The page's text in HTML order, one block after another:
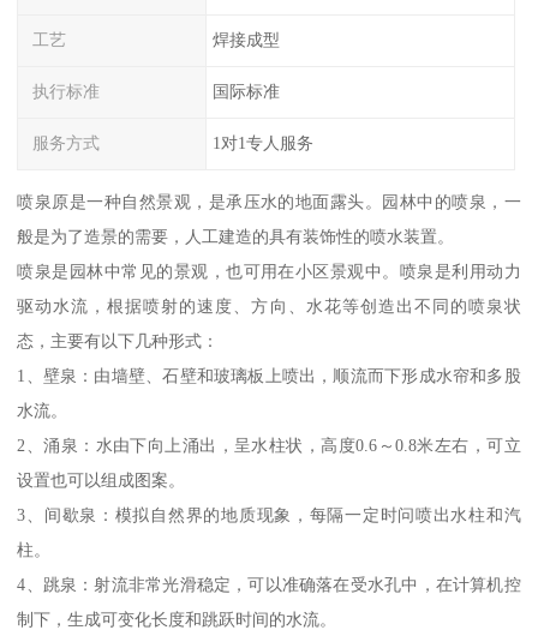
工艺 焊接成型
执行标准 国际标准
服务方式 1对1专人服务
喷泉原是一种自然景观，是承压水的地面露头。园林中的喷泉，一
般是为了造景的需要，人工建造的具有装饰性的喷水装置。
喷泉是园林中常见的景观，也可用在小区景观中。喷泉是利用动力
驱动水流，根据喷射的速度、方向、水花等创造出不同的喷泉状
态，主要有以下几种形式：
1、壁泉：由墙壁、石壁和玻璃板上喷出，顺流而下形成水帘和多股
水流。
2、涌泉：水由下向上涌出，呈水柱状，高度0.6～0.8米左右，可立
设置也可以组成图案。
3、间歇泉：模拟自然界的地质现象，每隔一定时问喷出水柱和汽
柱。
4、跳泉：射流非常光滑稳定，可以准确落在受水孔中，在计算机控
制下，生成可变化长度和跳跃时间的水流。